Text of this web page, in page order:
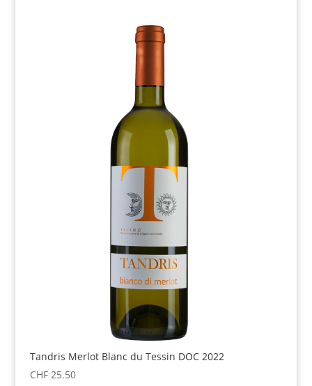
Tandris Merlot Blanc du Tessin DOC 2022
CHF25.50